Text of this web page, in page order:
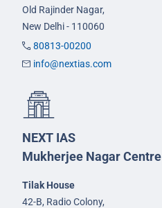
Old Rajinder Nagar,
New Delhi - 110060
80813-00200
info@nextias.com
NEXT IAS
Mukherjee Nagar Centre
Tilak House
42-B, Radio Colony,